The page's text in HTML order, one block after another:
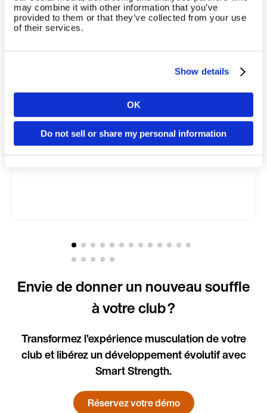
may combine it with other information that you’ve
provided to them or that they’ve collected from your use
of their services.
Show details
OK
Do not sell or share my personal information
Smart Strength Squat
Envie de donner un nouveau souffle
à votre club ?
Transformez l’expérience musculation de votre
club et libérez un développement évolutif avec
Smart Strength.
Réservez votre démo